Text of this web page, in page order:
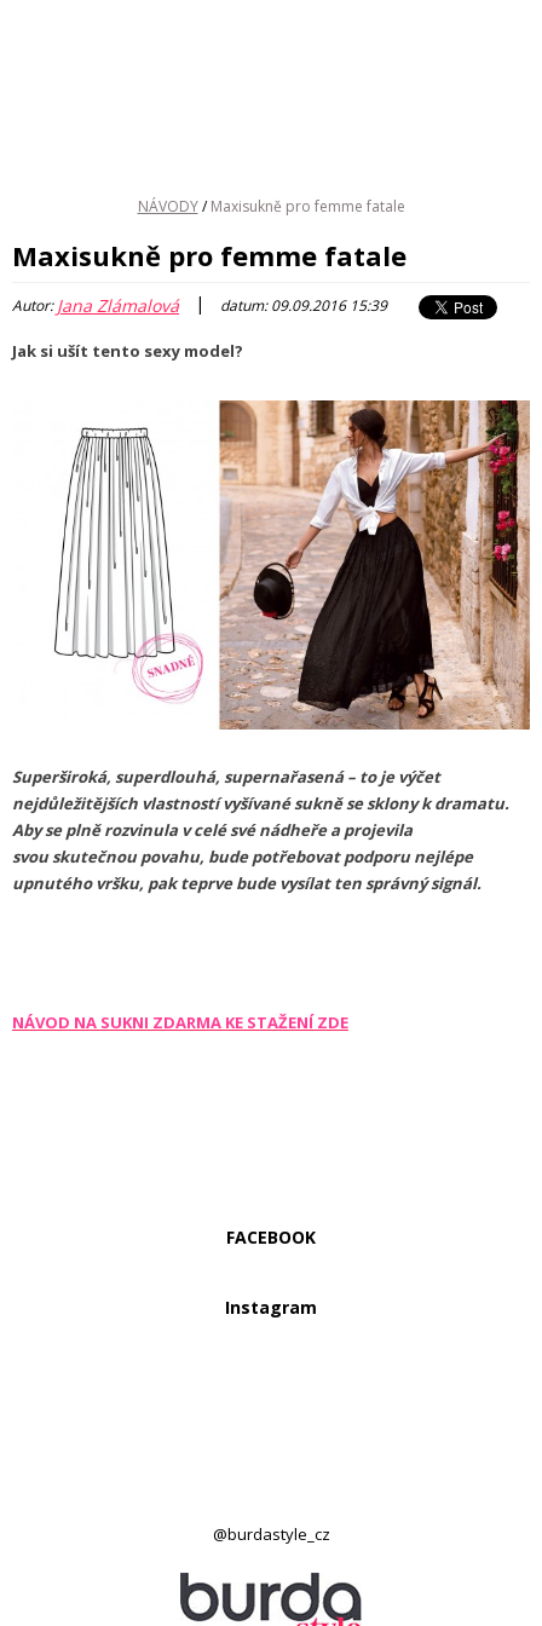
NÁVODY / Maxisukně pro femme fatale
Maxisukně pro femme fatale
Autor:Jana Zlámalová | datum: 09.09.2016 15:39
Jak si ušít tento sexy model?
Superširoká, superdlouhá, supernařasená – to je výčet
nejdůležitějších vlastností vyšívané sukně se sklony k dramatu.
Aby se plně rozvinula v celé své nádheře a projevila
svou skutečnou povahu, bude potřebovat podporu nejlépe
upnutého vršku, pak teprve bude vysílat ten správný signál.
NÁVOD NA SUKNI ZDARMA KE STAŽENÍ ZDE
FACEBOOK
Instagram
@burdastyle_cz